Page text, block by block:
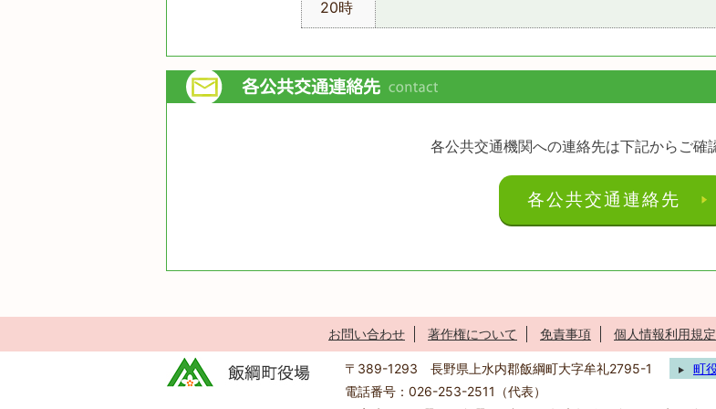
20時
各公共交通機関への連絡先は下記からご確
各公共交通連絡先
お問い合わせ 著作権について 免責事項 個人情報利用規定
〒389-1293 長野県上水内郡飯綱町大字牟礼2795-1 町
電話番号：026-253-2511（代表）